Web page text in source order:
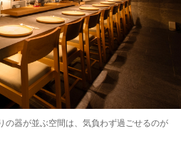
の器が並ぶ空間は、気負わず過ごせるのが